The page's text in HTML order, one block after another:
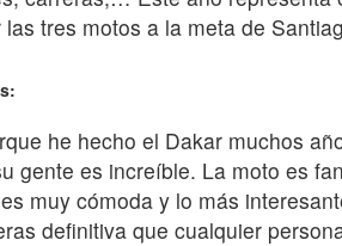
tres motos a la meta de
he hecho el Dakar muchos
gente es increíble. La moto es
muy cómoda y lo más
definitiva que cualquier